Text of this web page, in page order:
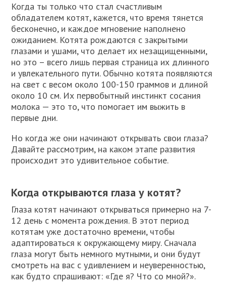
Когда ты только что стал счастливым
обладателем котят, кажется, что время тянется
бесконечно, и каждое мгновение наполнено
ожиданием. Котята рождаются с закрытыми
глазами и ушами, что делает их незащищенными,
но это – всего лишь первая страница их длинного
и увлекательного пути. Обычно котята появляются
на свет с весом около 100-150 граммов и длиной
около 10 см. Их первобытный инстинкт сосания
молока — это то, что помогает им выжить в
первые дни.
Но когда же они начинают открывать свои глаза?
Давайте рассмотрим, на каком этапе развития
происходит это удивительное событие.
Когда открываются глаза у котят?
Глаза котят начинают открываться примерно на 7-
12 день с момента рождения. В этот период
котятам уже достаточно времени, чтобы
адаптироваться к окружающему миру. Сначала
глаза могут быть немного мутными, и они будут
смотреть на вас с удивлением и неуверенностью,
как будто спрашивают: «Где я? Что со мной?».